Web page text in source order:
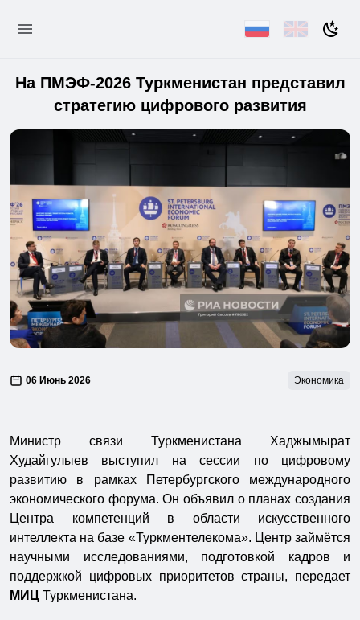
На ПМЭФ-2026 Туркменистан представил
стратегию цифрового развития
06 Июнь 2026 Экономика
Министр связи Туркменистана Хаджымырат
Худайгулыев выступил на сессии по цифровому
развитию в рамках Петербургского международного
экономического форума. Он объявил о планах создания
Центра компетенций в области искусственного
интеллекта на базе «Туркментелекома». Центр займётся
научными исследованиями, подготовкой кадров и
поддержкой цифровых приоритетов страны, передает
МИЦ Туркменистана.